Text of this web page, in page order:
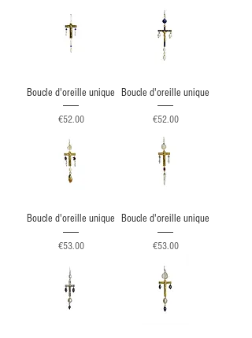
Boucle d'oreille unique
Price
€52.00
Boucle d'oreille unique
Price
€52.00
Boucle d'oreille unique
Price
€53.00
Boucle d'oreille unique
Price
€53.00